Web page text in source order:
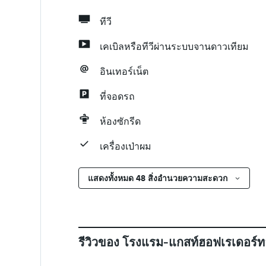
ทีวี
เคเบิลหรือทีวีผ่านระบบจานดาวเทียม
อินเทอร์เน็ต
ที่จอดรถ
ห้องซักรีด
เครื่องเป่าผม
แสดงทั้งหมด 48 สิ่งอำนวยความสะดวก
รีวิวของ โรงแรม-แกสท์ฮอฟเรเดอร์